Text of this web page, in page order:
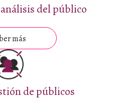
del público
más
de públicos